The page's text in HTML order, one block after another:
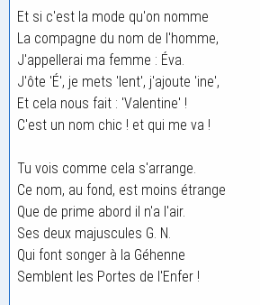
Et si c'est la mode qu'on nomme
La compagne du nom de l'homme,
J'appellerai ma femme : Éva.
J'ôte 'É', je mets 'lent', j'ajoute 'ine',
Et cela nous fait : 'Valentine' !
C'est un nom chic ! et qui me va !
Tu vois comme cela s'arrange.
Ce nom, au fond, est moins étrange
Que de prime abord il n'a l'air.
Ses deux majuscules G. N.
Qui font songer à la Géhenne
Semblent les Portes de l'Enfer !